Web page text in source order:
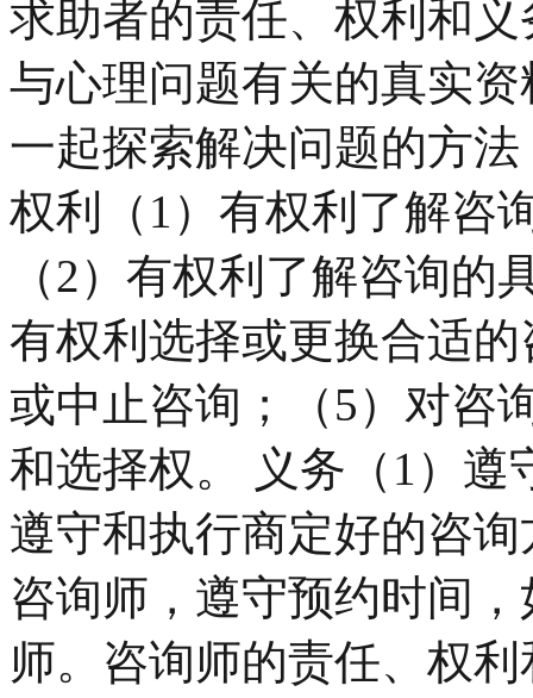
求助者的责任、权利和
与心理问题有关的真实
一起探索解决问题的方
权利（1）有权利了解咨
（2）有权利了解咨询的
有权利选择或更换合适
或中止咨询；（5）对咨
和选择权。 义务（1）遵
遵守和执行商定好的咨
咨询师，遵守预约时间
师。咨询师的责任、权